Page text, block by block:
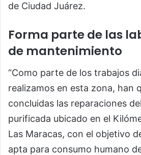
de Ciudad Juárez.
Forma parte de las
de mantenimiento
“Como parte de los trabajos
realizamos en esta zona, han
concluidas las reparaciones
purificada ubicado en el
Las Maracas, con el objetivo
apta para consumo humano